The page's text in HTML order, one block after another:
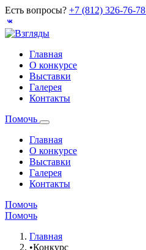
Есть вопросы? +7 (812) 326-76-78
Главная
О конкурсе
Выставки
Галерея
Контакты
Помочь
Главная
О конкурсе
Выставки
Галерея
Контакты
Помочь
Помочь
Главная
•Конкурс